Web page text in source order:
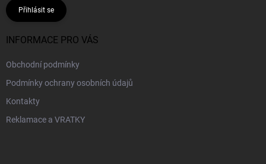
Přihlásit se
INFORMACE PRO VÁS
Obchodní podmínky
Podmínky ochrany osobních údajů
Kontakty
Reklamace a VRATKY